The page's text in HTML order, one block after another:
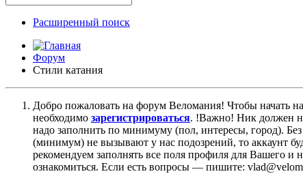
Расширенный поиск
Форум
Стили катания
Добро пожаловать на форум Веломания! Чтобы начать
необходимо зарегистрироваться. !Важно! Ник должен
надо заполнить по минимуму (пол, интересы, город).
(минимум) не вызывают у нас подозрений, то аккаунт
рекомендуем заполнять все поля профиля для Вашего
ознакомиться. Если есть вопросы — пишите: